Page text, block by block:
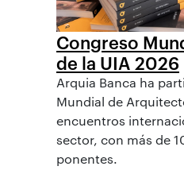
Congreso
de la UIA 2026
Arquia Banca ha
Mundial de
encuentros
sector, con más de
ponentes.